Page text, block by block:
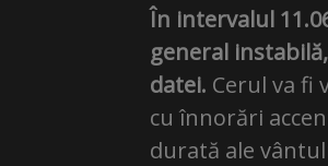
În intervalul
general
datei. Cerul va fi
cu înnorări
durată ale